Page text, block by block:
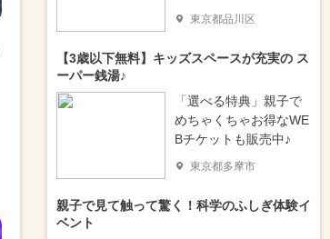
東京都品川区
【3歳以下無料】キッズスペースが充実の ス
ーパー銭湯♪
「選べる特典」親子で
めちゃくちゃお得なWE
Bチケットも販売中♪
東京都多摩市
親子で見て触って驚く！科学のふしぎ体験イ
ベント